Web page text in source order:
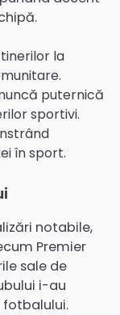
la
puternică
sportivi.
în sport.
notabile,
Premier
sale de
i-au